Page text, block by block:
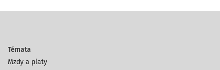
Témata
Mzdy a platy